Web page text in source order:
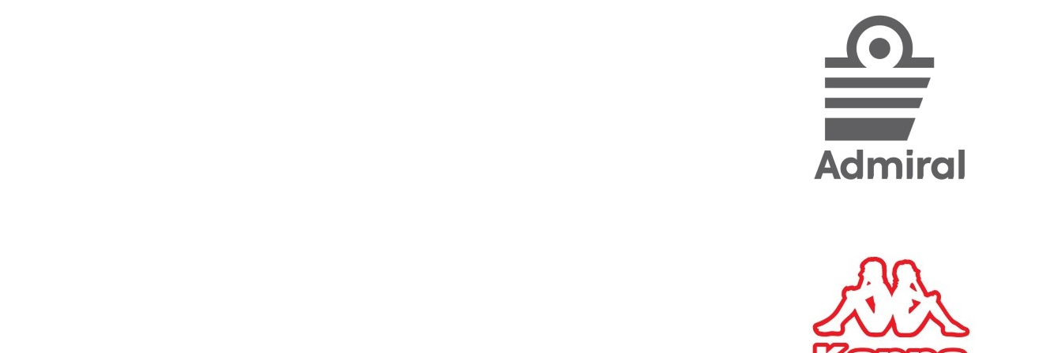
«Η ακρίβεια «γονατίζει»
την κοινωνία - Νέα μεγάλη
έρευνα της Pulse για το
ΟΙΚΟΝΟΜΙΑ 23/07/2026, 12:50
Aktor: Δεν θα γίνουν
δεκτές προσφορές κάτω
Κ. Πιερρακάκης: Νέα
εποχή για το Ολυμπιακό
Κωπηλατοδρόμιο - Η
δημόσια περιουσία είναι